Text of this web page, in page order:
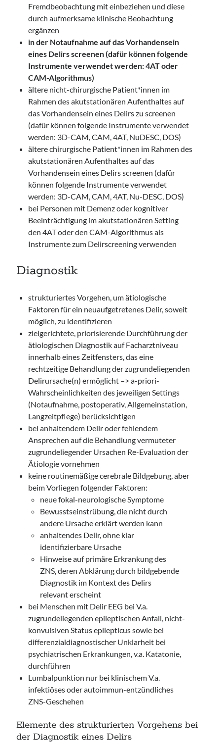
Fremdbeobachtung mit einbeziehen und diese
durch aufmerksame klinische Beobachtung
ergänzen
in der Notaufnahme auf das Vorhandensein
eines Delirs screenen (dafür können folgende
Instrumente verwendet werden: 4AT oder
CAM-Algorithmus)
ältere nicht-chirurgische Patient*innen im
Rahmen des akutstationären Aufenthaltes auf
das Vorhandensein eines Delirs zu screenen
(dafür können folgende Instrumente verwendet
werden: 3D-CAM, CAM, 4AT, NuDESC, DOS)
ältere chirurgische Patient*innen im Rahmen des
akutstationären Aufenthaltes auf das
Vorhandensein eines Delirs screenen (dafür
können folgende Instrumente verwendet
werden: 3D-CAM, CAM, 4AT, Nu-DESC, DOS)
bei Personen mit Demenz oder kognitiver
Beeinträchtigung im akutstationären Setting
den 4AT oder den CAM-Algorithmus als
Instrumente zum Delirscreening verwenden
Diagnostik
strukturiertes Vorgehen, um ätiologische
Faktoren für ein neuaufgetretenes Delir, soweit
möglich, zu identifizieren
zielgerichtete, priorisierende Durchführung der
ätiologischen Diagnostik auf Facharztniveau
innerhalb eines Zeitfensters, das eine
rechtzeitige Behandlung der zugrundeliegenden
Delirursache(n) ermöglicht –> a-priori-
Wahrscheinlichkeiten des jeweiligen Settings
(Notaufnahme, postoperativ, Allgemeinstation,
Langzeitpflege) berücksichtigen
bei anhaltendem Delir oder fehlendem
Ansprechen auf die Behandlung vermuteter
zugrundeliegender Ursachen Re-Evaluation der
Ätiologie vornehmen
keine routinemäßige cerebrale Bildgebung, aber
beim Vorliegen folgender Faktoren:
neue fokal-neurologische Symptome
Bewusstseinstrübung, die nicht durch
andere Ursache erklärt werden kann
anhaltendes Delir, ohne klar
identifizierbare Ursache
Hinweise auf primäre Erkrankung des
ZNS, deren Abklärung durch bildgebende
Diagnostik im Kontext des Delirs
relevant erscheint
bei Menschen mit Delir EEG bei V.a.
zugrundeliegenden epileptischen Anfall, nicht-
konvulsiven Status epilepticus sowie bei
differenzialdiagnostischer Unklarheit bei
psychiatrischen Erkrankungen, v.a. Katatonie,
durchführen
Lumbalpunktion nur bei klinischem V.a.
infektiöses oder autoimmun-entzündliches
ZNS-Geschehen
Elemente des strukturierten Vorgehens bei
der Diagnostik eines Delirs